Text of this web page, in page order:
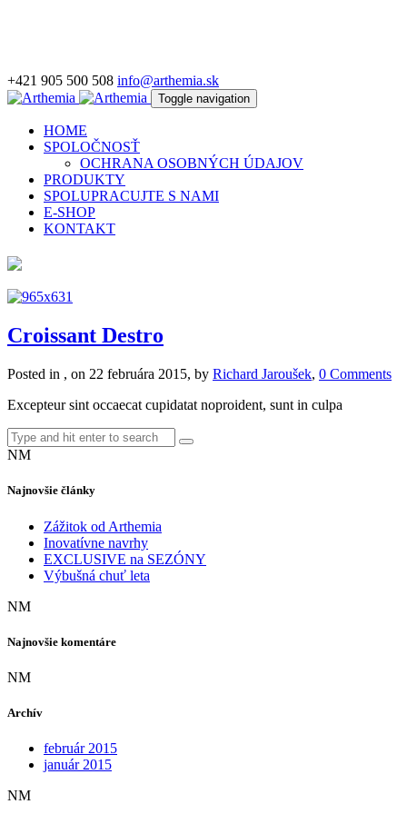
+421 905 500 508 info@arthemia.sk
Toggle navigation
HOME
SPOLOČNOSŤ
OCHRANA OSOBNÝCH ÚDAJOV
PRODUKTY
SPOLUPRACUJTE S NAMI
E-SHOP
KONTAKT
Croissant Destro
Posted in , on 22 februára 2015, by Richard Jaroušek, 0 Comments
Excepteur sint occaecat cupidatat noproident, sunt in culpa
NM
Najnovšie články
Zážitok od Arthemia
Inovatívne navrhy
EXCLUSIVE na SEZÓNY
Výbušná chuť leta
NM
Najnovšie komentáre
NM
Archív
február 2015
január 2015
NM